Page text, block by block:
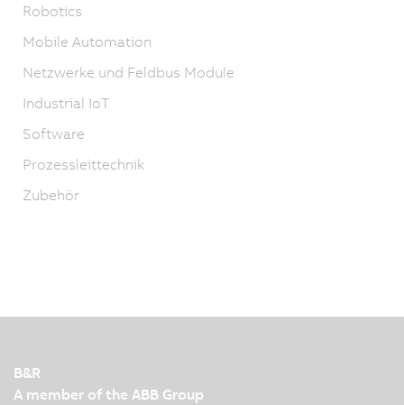
Robotics
Mobile Automation
Netzwerke und Feldbus Module
Industrial IoT
Software
Prozessleittechnik
Zubehör
B&R
A member of the ABB Group